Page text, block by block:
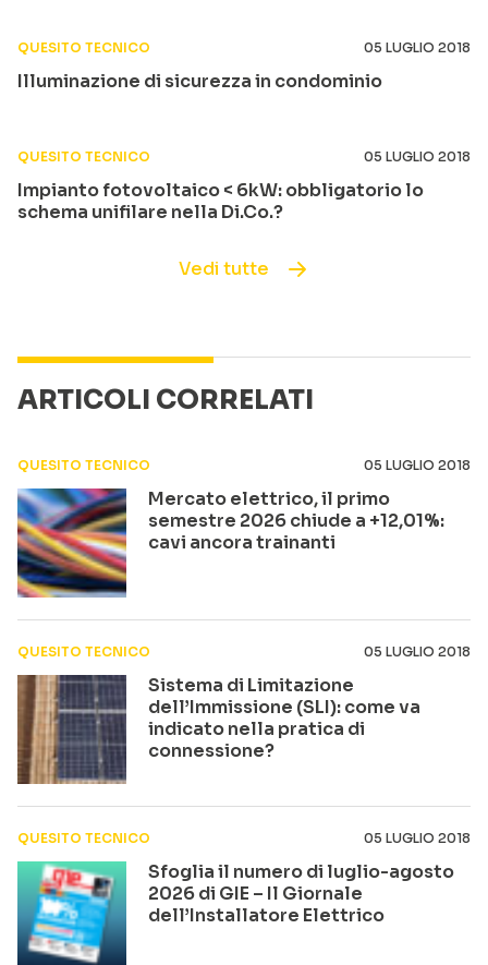
QUESITO TECNICO 05 LUGLIO 2018
Illuminazione di sicurezza in condominio
QUESITO TECNICO 05 LUGLIO 2018
Impianto fotovoltaico < 6kW: obbligatorio lo
schema unifilare nella Di.Co.?
Vedi tutte
ARTICOLI CORRELATI
QUESITO TECNICO 05 LUGLIO 2018
Mercato elettrico, il primo
semestre 2026 chiude a +12,01%:
cavi ancora trainanti
QUESITO TECNICO 05 LUGLIO 2018
Sistema di Limitazione
dell’Immissione (SLI): come va
indicato nella pratica di
connessione?
QUESITO TECNICO 05 LUGLIO 2018
Sfoglia il numero di luglio-agosto
2026 di GIE – Il Giornale
dell’Installatore Elettrico